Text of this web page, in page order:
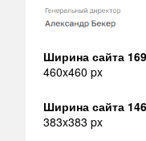
Ширина сайта
460x460 px
Ширина сайта
383x383 px